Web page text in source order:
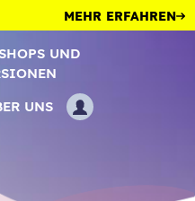
MEHR ERFAHREN
UND
UNS